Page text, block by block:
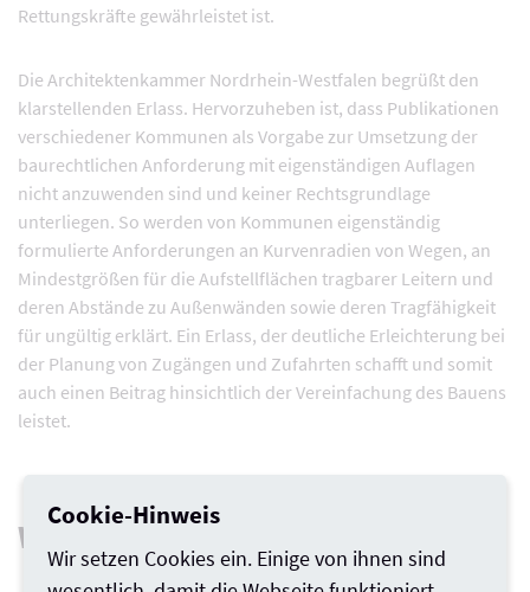
Rettungskräfte gewährleistet ist.
Die Architektenkammer Nordrhein-Westfalen begrüßt den
klarstellenden Erlass. Hervorzuheben ist, dass Publikationen
verschiedener Kommunen als Vorgabe zur Umsetzung der
baurechtlichen Anforderung mit eigenständigen Auflagen
nicht anzuwenden sind und keiner Rechtsgrundlage
unterliegen. So werden von Kommunen eigenständig
formulierte Anforderungen an Kurvenradien von Wegen, an
Mindestgrößen für die Aufstellflächen tragbarer Leitern und
deren Abstände zu Außenwänden sowie deren Tragfähigkeit
für ungültig erklärt. Ein Erlass, der deutliche Erleichterung bei
der Planung von Zugängen und Zufahrten schafft und somit
auch einen Beitrag hinsichtlich der Vereinfachung des Bauens
leistet.
Weitere Info
Cookie-Hinweis
Wir setzen Cookies ein. Einige von ihnen sind